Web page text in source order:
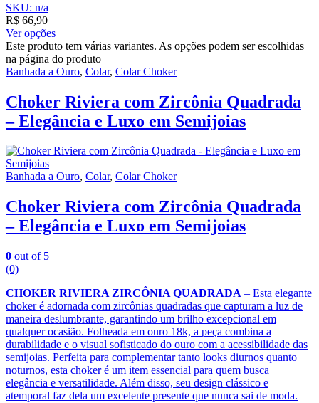
SKU: n/a
R$ 66,90
Ver opções
Este produto tem várias variantes. As opções podem ser escolhidas
na página do produto
Banhada a Ouro, Colar, Colar Choker
Choker Riviera com Zircônia Quadrada
– Elegância e Luxo em Semijoias
Banhada a Ouro, Colar, Colar Choker
Choker Riviera com Zircônia Quadrada
– Elegância e Luxo em Semijoias
0 out of 5
(0)
CHOKER RIVIERA ZIRCÔNIA QUADRADA – Esta elegante
choker é adornada com zircônias quadradas que capturam a luz de
maneira deslumbrante, garantindo um brilho excepcional em
qualquer ocasião. Folheada em ouro 18k, a peça combina a
durabilidade e o visual sofisticado do ouro com a acessibilidade das
semijoias. Perfeita para complementar tanto looks diurnos quanto
noturnos, esta choker é um item essencial para quem busca
elegância e versatilidade. Além disso, seu design clássico e
atemporal faz dela um excelente presente que nunca sai de moda.